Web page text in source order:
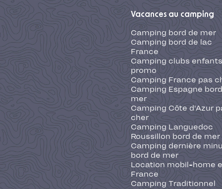
Vacances au camping
Camping bord de mer
Camping bord de lac
France
Camping clubs
promo
Camping France pas
Camping Espagne
mer
Camping Côte d'Azur
cher
Camping Languedoc
Roussillon bord de mer
Camping dernière
bord de mer
Location mobil-home
France
Camping Traditionnel